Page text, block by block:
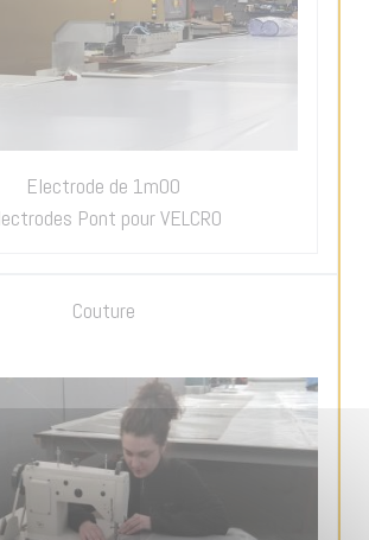
Electrode de 1m00
Pont pour VELCRO
Couture